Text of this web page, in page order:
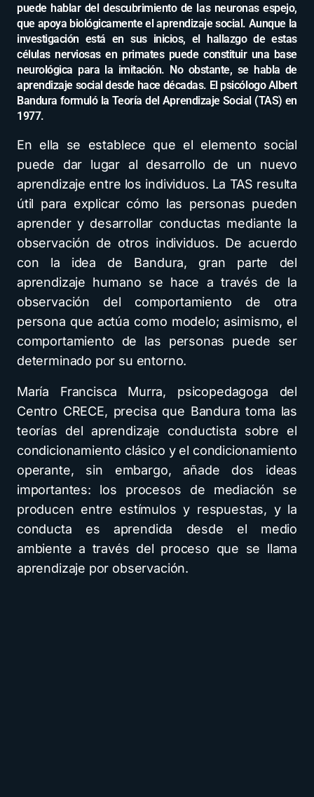
puede hablar del descubrimiento de las neuronas espejo,
que apoya biológicamente el aprendizaje social. Aunque la
investigación está en sus inicios, el hallazgo de estas
células nerviosas en primates puede constituir una base
neurológica para la imitación. No obstante, se habla de
aprendizaje social desde hace décadas. El psicólogo Albert
Bandura formuló la Teoría del Aprendizaje Social (TAS) en
1977.
En ella se establece que el elemento social
puede dar lugar al desarrollo de un nuevo
aprendizaje entre los individuos. La TAS resulta
útil para explicar cómo las personas pueden
aprender y desarrollar conductas mediante la
observación de otros individuos. De acuerdo
con la idea de Bandura, gran parte del
aprendizaje humano se hace a través de la
observación del comportamiento de otra
persona que actúa como modelo; asimismo, el
comportamiento de las personas puede ser
determinado por su entorno.
María Francisca Murra, psicopedagoga del
Centro CRECE, precisa que Bandura toma las
teorías del aprendizaje conductista sobre el
condicionamiento clásico y el condicionamiento
operante, sin embargo, añade dos ideas
importantes: los procesos de mediación se
producen entre estímulos y respuestas, y la
conducta es aprendida desde el medio
ambiente a través del proceso que se llama
aprendizaje por observación.